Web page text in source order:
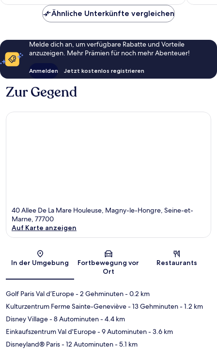
Ähnliche Unterkünfte vergleichen
Melde dich an, um verfügbare Rabatte und Vorteile
anzuzeigen. Mehr Prämien für noch mehr Abenteuer!
Anmelden Jetzt kostenlos registrieren
Zur Gegend
40 Allee De La Mare Houleuse, Magny-le-Hongre, Seine-et-
Marne, 77700
Auf Karte anzeigen
In der Umgebung
Fortbewegung vor
Ort
Restaurants
Golf Paris Val d’Europe- 2 Gehminuten- 0.2 km
Kulturzentrum Ferme Sainte-Geneviève- 13 Gehminuten- 1.2 km
Disney Village- 8 Autominuten- 4.4 km
Einkaufszentrum Val d'Europe- 9 Autominuten- 3.6 km
Disneyland® Paris- 12 Autominuten- 5.1 km